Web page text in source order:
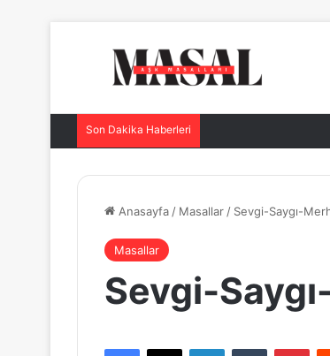
Son Dakika Haberleri
Anasayfa / Masallar / Sevgi-Saygı-
Masallar
Sevgi-
Facebook
X LinkedInTumblr